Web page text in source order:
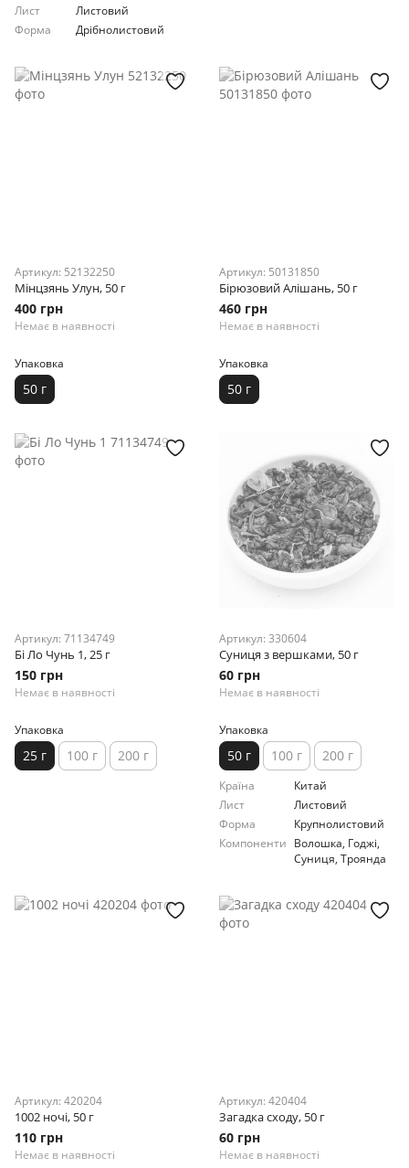
Лист
Листовий
Форма
Дрібнолистовий
Артикул: 52132250
Мінцзянь Улун, 50 г
400 грн
Немає в наявності
Упаковка
50 г
Артикул: 50131850
Бірюзовий Алішань, 50 г
460 грн
Немає в наявності
Упаковка
50 г
Артикул: 71134749
Бі Ло Чунь 1, 25 г
150 грн
Немає в наявності
Упаковка
25 г 100 г 200 г
Артикул: 330604
Суниця з вершками, 50 г
60 грн
Немає в наявності
Упаковка
50 г 100 г 200 г
Країна
Китай
Лист
Листовий
Форма
Крупнолистовий
Компоненти Волошка, Годжі,
Суниця, Троянда
Артикул: 420204
1002 ночі, 50 г
110 грн
Немає в наявності
Артикул: 420404
Загадка сходу, 50 г
60 грн
Немає в наявності